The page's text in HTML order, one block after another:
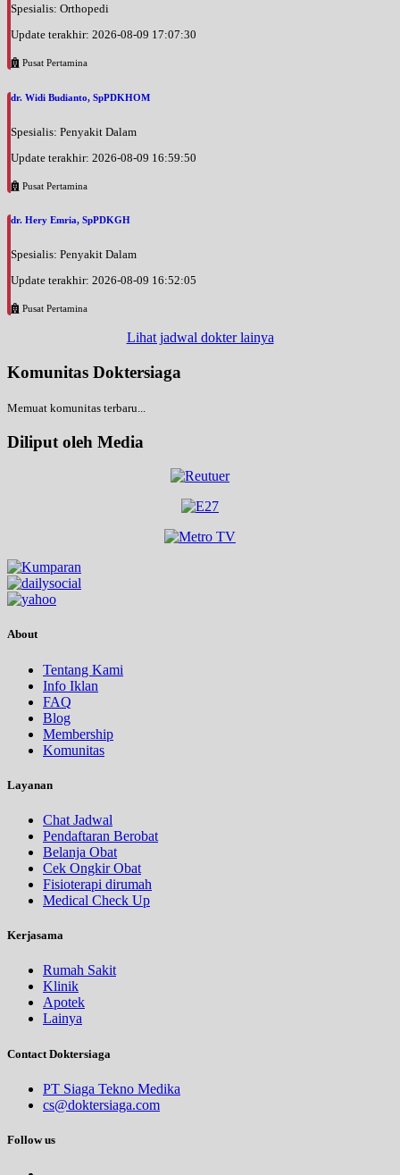
Spesialis: Orthopedi
Update terakhir: 2026-08-09 17:07:30
Pusat Pertamina
dr. Widi Budianto, SpPDKHOM
Spesialis: Penyakit Dalam
Update terakhir: 2026-08-09 16:59:50
Pusat Pertamina
dr. Hery Emria, SpPDKGH
Spesialis: Penyakit Dalam
Update terakhir: 2026-08-09 16:52:05
Pusat Pertamina
Lihat jadwal dokter lainya
Komunitas Doktersiaga
Memuat komunitas terbaru...
Diliput oleh Media
About
Tentang Kami
Info Iklan
FAQ
Blog
Membership
Komunitas
Layanan
Chat Jadwal
Pendaftaran Berobat
Belanja Obat
Cek Ongkir Obat
Fisioterapi dirumah
Medical Check Up
Kerjasama
Rumah Sakit
Klinik
Apotek
Lainya
Contact Doktersiaga
PT Siaga Tekno Medika
cs@doktersiaga.com
Follow us